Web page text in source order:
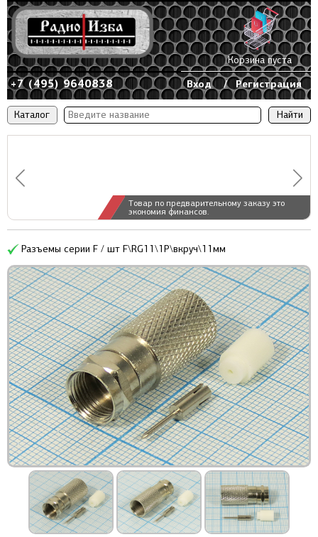
Каталог
Товар по предварительному заказу это
экономия финансов.
+7 (495) 9640838 Вход / Регистрация
Корзина пуста
Разъемы серии F / шт F\RG11\1P\вкруч\11мм